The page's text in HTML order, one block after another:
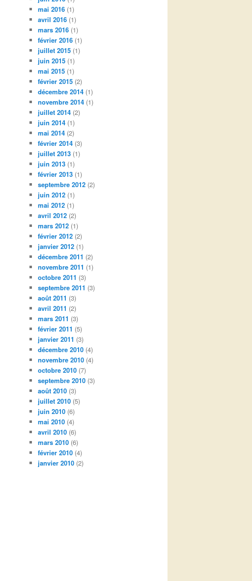
mai 2016 (1)
avril 2016 (1)
mars 2016 (1)
février 2016 (1)
juillet 2015 (1)
juin 2015 (1)
mai 2015 (1)
février 2015 (2)
décembre 2014 (1)
novembre 2014 (1)
juillet 2014 (2)
juin 2014 (1)
mai 2014 (2)
février 2014 (3)
juillet 2013 (1)
juin 2013 (1)
février 2013 (1)
septembre 2012 (2)
juin 2012 (1)
mai 2012 (1)
avril 2012 (2)
mars 2012 (1)
février 2012 (2)
janvier 2012 (1)
décembre 2011 (2)
novembre 2011 (1)
octobre 2011 (3)
septembre 2011 (3)
août 2011 (3)
avril 2011 (2)
mars 2011 (3)
février 2011 (5)
janvier 2011 (3)
décembre 2010 (4)
novembre 2010 (4)
octobre 2010 (7)
septembre 2010 (3)
août 2010 (3)
juillet 2010 (5)
juin 2010 (6)
mai 2010 (4)
avril 2010 (6)
mars 2010 (6)
février 2010 (4)
janvier 2010 (2)